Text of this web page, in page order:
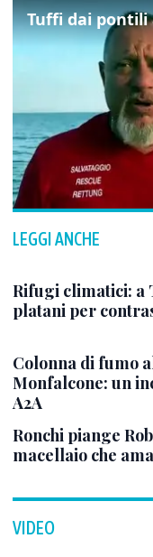
LEGGI ANCHE
Rifugi climatici: a
platani per
Colonna di fumo
Monfalcone: un
A2A
Ronchi piange
macellaio che
VIDEO